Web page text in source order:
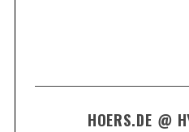
HOERS.DE @